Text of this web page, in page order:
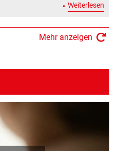
Weiterlesen
Mehr anzeigen